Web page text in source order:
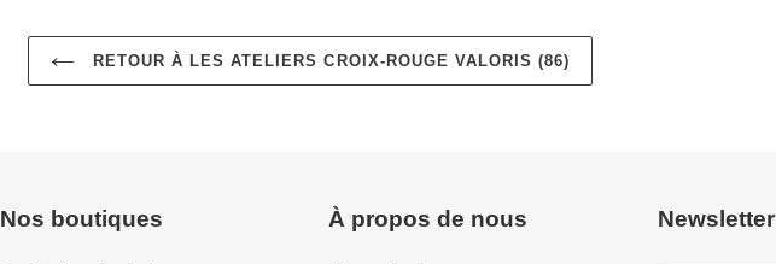
RETOUR À LES ATELIERS CROIX-ROUGE VALORIS (86)
Nos boutiques À propos de nous Newsletter